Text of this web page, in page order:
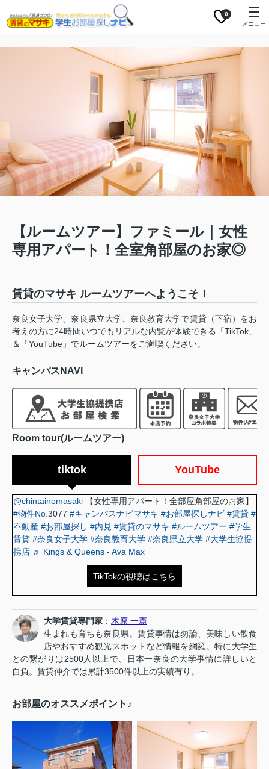
0
メニュー
【ルームツアー】ファミール｜女性
専用アパート！全室角部屋のお家◎
賃貸のマサキ ルームツアーへようこそ！
奈良女子大学、奈良県立大学、奈良教育大学で賃貸（下宿）をお
考えの方に24時間いつでもリアルな内覧が体験できる「TikTok」
＆「YouTube」でルームツアーをご満喫ください。
キャンパスNAVI
Room tour(ルームツアー)
tiktok YouTube
@chintainomasaki 【女性専用アパート！全部屋角部屋のお家】
#物件No .3077 #キャンパスナビマサキ #お部屋探しナビ #賃貸 #
不動産 #お部屋探し #内見 #賃貸のマサキ #ルームツアー #学生
賃貸 #奈良女子大学 #奈良教育大学 #奈良県立大学 #大学生協提
携店 ♬ Kings & Queens - Ava Max
TikTokの視聴はこちら
大学賃貸専門家 ： 木原 一憲
生まれも育ちも奈良県。賃貸事情は勿論、美味しい飲食
店やおすすめ観光スポットなど情報を網羅。特に大学生
との繋がりは2500人以上で、日本一奈良の大学事情に詳しいと
自負。賃貸仲介では累計3500件以上の実績有り。
お部屋のオススメポイント♪